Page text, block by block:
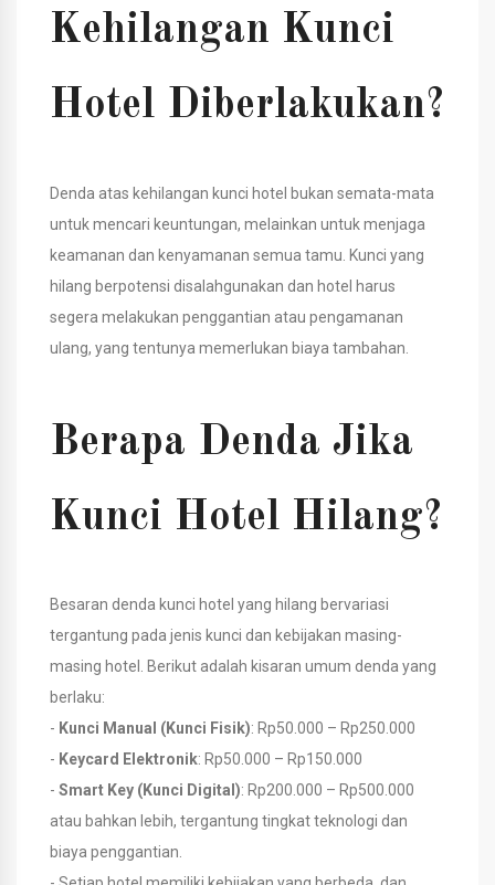
Kehilangan Kunci
Hotel Diberlakukan?
Denda atas kehilangan kunci hotel bukan semata-mata
untuk mencari keuntungan, melainkan untuk menjaga
keamanan dan kenyamanan semua tamu. Kunci yang
hilang berpotensi disalahgunakan dan hotel harus
segera melakukan penggantian atau pengamanan
ulang, yang tentunya memerlukan biaya tambahan.
Berapa Denda Jika
Kunci Hotel Hilang?
Besaran denda kunci hotel yang hilang bervariasi
tergantung pada jenis kunci dan kebijakan masing-
masing hotel. Berikut adalah kisaran umum denda yang
berlaku:
- Kunci Manual (Kunci Fisik): Rp50.000 – Rp250.000
- Keycard Elektronik: Rp50.000 – Rp150.000
- Smart Key (Kunci Digital): Rp200.000 – Rp500.000
atau bahkan lebih, tergantung tingkat teknologi dan
biaya penggantian.